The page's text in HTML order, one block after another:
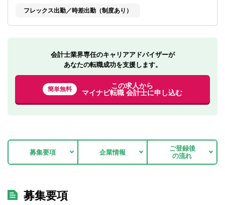
フレックス出勤／時差出勤（制度あり）
会計士業界専任のキャリアアドバイザーが
あなたの転職成功を支援します。
簡単無料
この求人から
マイナビ転職 会計士に申し込む
募集要項 企業情報
ご登録後
の流れ
募集要項